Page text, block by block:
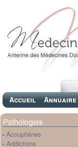
Accueil Annuaire
Pathologies
- Acouphènes
- Addictions